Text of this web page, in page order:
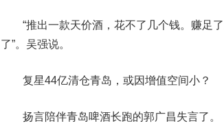
“推出一款天价酒，花不了几个钱。赚足了
了”。吴强说。
复星44亿清仓青岛，或因增值空间小？
扬言陪伴青岛啤酒长跑的郭广昌失言了。